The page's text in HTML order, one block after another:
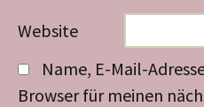
Website
Name, E-Mail-
Browser für meinen